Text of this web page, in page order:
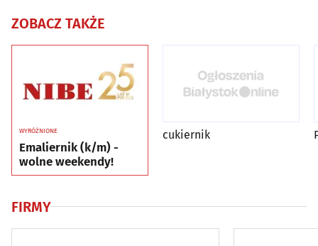
ZOBACZ TAKŻE
WYRÓŻNIONE
Emaliernik (k/m) -
wolne weekendy!
cukiernik
FIRMY